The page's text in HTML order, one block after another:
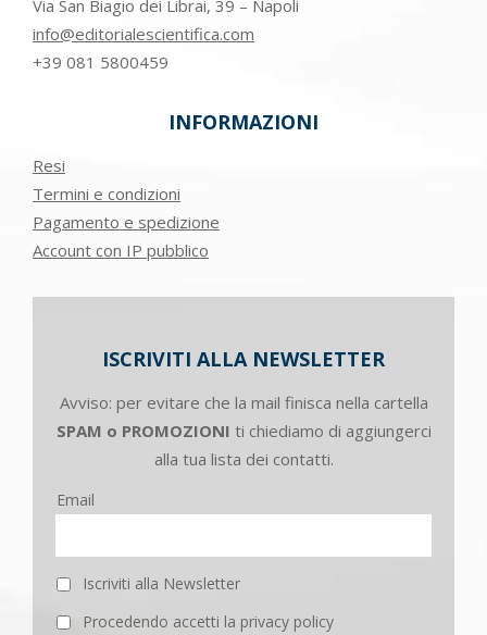
Via San Biagio dei Librai, 39 – Napoli
info@editorialescientifica.com
+39 081 5800459
INFORMAZIONI
Resi
Termini e condizioni
Pagamento e spedizione
Account con IP pubblico
ISCRIVITI ALLA NEWSLETTER
Avviso: per evitare che la mail finisca nella cartella
SPAM o PROMOZIONI ti chiediamo di aggiungerci
alla tua lista dei contatti.
Email
Iscriviti alla Newsletter
Procedendo accetti la privacy policy